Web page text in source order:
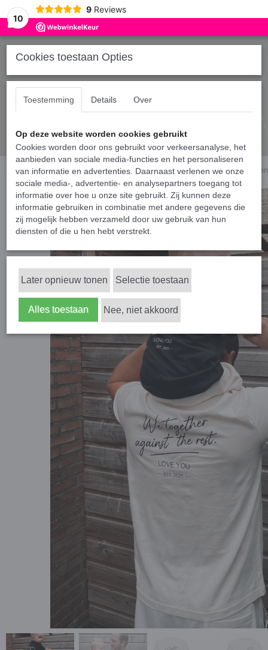
10
9 Reviews
Home › Shirts vader/kind › Matching vader en zoon/dochter shirts - Wij
Cookies toestaan Opties
Toestemming Details Over
Op deze website worden cookies gebruikt
Cookies worden door ons gebruikt voor verkeersanalyse, het
aanbieden van sociale media-functies en het personaliseren
van informatie en advertenties. Daarnaast verlenen we onze
sociale media-, advertentie- en analysepartners toegang tot
informatie over hoe u onze site gebruikt. Zij kunnen deze
informatie gebruiken in combinatie met andere gegevens die
zij mogelijk hebben verzameld door uw gebruik van hun
diensten of die u hen hebt verstrekt.
Later opnieuw tonen Selectie toestaan
Alles toestaan Nee, niet akkoord